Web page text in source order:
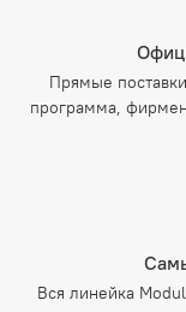
Прямые
программа,
Вся линейка